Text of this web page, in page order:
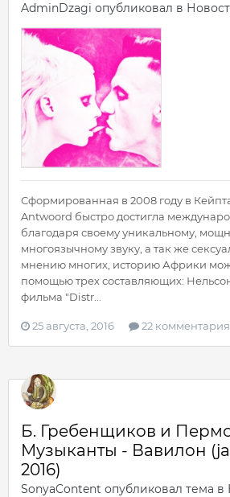
AdminDzagi опубликовал в
Сформированная в 2008 году в
Antwoord быстро достигла
благодаря своему уникальному,
многоязычному звуку, а так же
мнению многих, историю Африки
помощью трех составляющих:
фильма "Distr...
25 августа, 2016 22 комментария
Б. Гребенщиков и
Музыканты - Вавилон
2016)
SonyaContent опубликовал тема в